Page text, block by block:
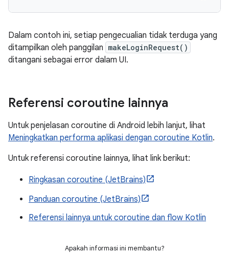
Dalam contoh ini, setiap pengecualian tidak terduga yang
ditampilkan oleh panggilan makeLoginRequest()
ditangani sebagai error dalam UI.
Referensi coroutine lainnya
Untuk penjelasan coroutine di Android lebih lanjut, lihat
Meningkatkan performa aplikasi dengan coroutine Kotlin.
Untuk referensi coroutine lainnya, lihat link berikut:
Ringkasan coroutine (JetBrains)
Panduan coroutine (JetBrains)
Referensi lainnya untuk coroutine dan flow Kotlin
Apakah informasi ini membantu?